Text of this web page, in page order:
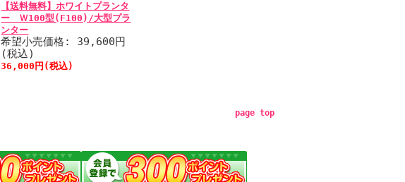
【送料無料】ホワイトプランタ
ー Ｗ100型(F100)/大型プラ
ンター
希望小売価格: 39,600円
(税込)
36,000円(税込)
page top